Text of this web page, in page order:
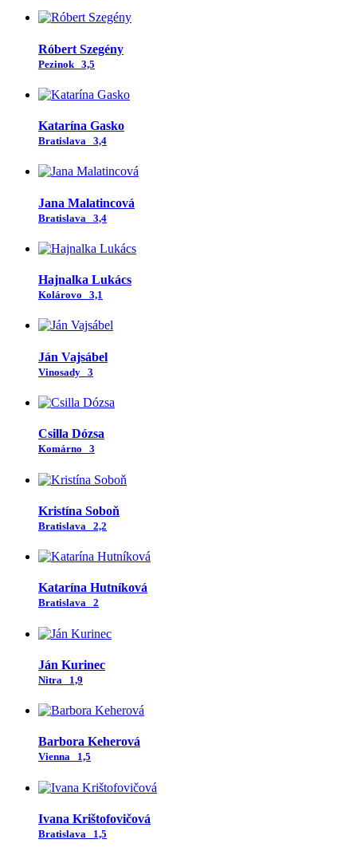
Róbert Szegény
Pezinok 3,5
Katarína Gasko
Bratislava 3,4
Jana Malatincová
Bratislava 3,4
Hajnalka Lukács
Kolárovo 3,1
Ján Vajsábel
Vinosady 3
Csilla Dózsa
Komárno 3
Kristína Soboň
Bratislava 2,2
Katarína Hutníková
Bratislava 2
Ján Kurinec
Nitra 1,9
Barbora Keherová
Vienna 1,5
Ivana Krištofovičová
Bratislava 1,5